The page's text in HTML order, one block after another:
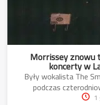
Morrissey znowu
koncerty w
Były wokalista The
podczas